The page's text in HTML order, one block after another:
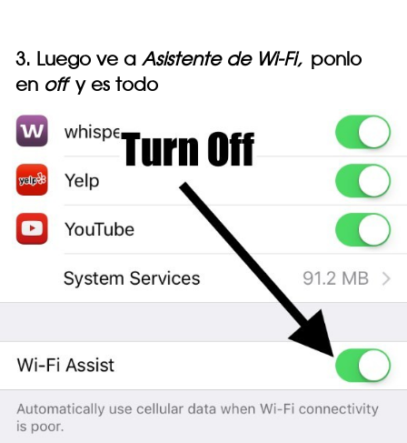
3. Luego ve a Asistente de Wi-Fi, ponlo
en offy es todo